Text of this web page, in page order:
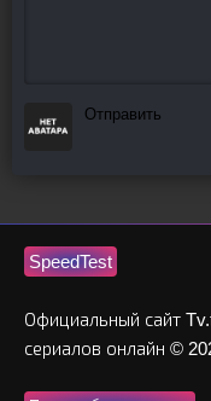
Отправить
SpeedTest
Официальный сайт
сериалов онлайн ©